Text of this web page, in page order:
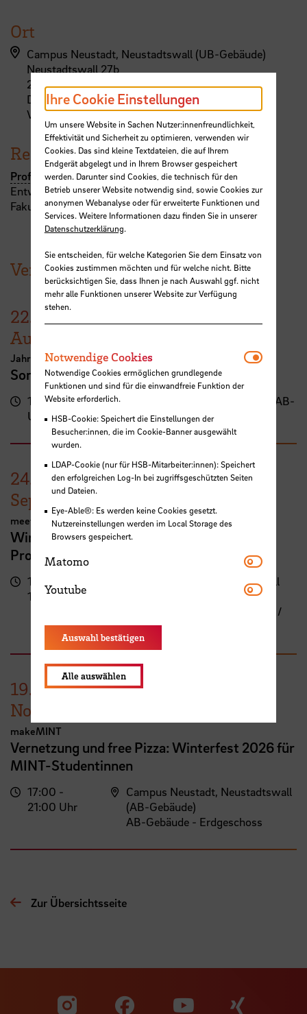
Ort
Campus Neustadt, Neustadtswall (UB-Gebäude)
Neustadtswall 27b
28199 Bremen
Der Veranstaltungsort wird zeitnah auf der
Veranstaltungsübersicht bekannt gegeben.
Referent:in
Prof.
Ulrike Mansfeld
Entwerfen, Darstellung und Gestaltung
Fakultät 2, Abt. A
Veranstaltungen der HSB
22. –30.
August
Jahresausstellung der School of Architecture Bremen
Sommerschau 2026
17:00
Uhr
Campus Neustadt, Neustadtswall (AB-
Gebäude)
24.
September
meetMINT
Wir feiern Frauen in MINT – 10 Jahre
Programm meetMINT
17:00 -
19:30 Uhr
Campus Neustadt, Neustadtswall
AB-Gebäude - 10. Obergeschoss /
Staffelgeschoss / Sky Lounge
19.
November
makeMINT
Vernetzung und free Pizza: Winterfest 2026 für
MINT-Studentinnen
17:00 -
21:00 Uhr
Campus Neustadt, Neustadtswall
(AB-Gebäude)
AB-Gebäude - Erdgeschoss
Zur Übersichtsseite
Zu unserer Facebook
Zu
Ihre Cookie Einstellungen
Um unsere Website in Sachen Nutzer:innenfreundlichkeit,
Effektivität und Sicherheit zu optimieren, verwenden wir
Cookies. Das sind kleine Textdateien, die auf Ihrem
Endgerät abgelegt und in Ihrem Browser gespeichert
werden. Darunter sind Cookies, die technisch für den
Betrieb unserer Website notwendig sind, sowie Cookies zur
anonymen Webanalyse oder für erweiterte Funktionen und
Services. Weitere Informationen dazu finden Sie in unserer
Datenschutzerklärung.
Sie entscheiden, für welche Kategorien Sie dem Einsatz von
Cookies zustimmen möchten und für welche nicht. Bitte
berücksichtigen Sie, dass Ihnen je nach Auswahl ggf. nicht
mehr alle Funktionen unserer Website zur Verfügung
stehen.
Notwendige Cookies
Notwendige Cookies ermöglichen grundlegende
Funktionen und sind für die einwandfreie Funktion der
Website erforderlich.
HSB-Cookie: Speichert die Einstellungen der
Besucher:innen, die im Cookie-Banner ausgewählt
wurden.
LDAP-Cookie (nur für HSB-Mitarbeiter:innen): Speichert
den erfolgreichen Log-In bei zugriffsgeschützten Seiten
und Dateien.
Eye-Able®: Es werden keine Cookies gesetzt.
Nutzereinstellungen werden im Local Storage des
Browsers gespeichert.
Matomo Matomo
Youtube Youtube
Auswahl bestätigen
Alle auswählen